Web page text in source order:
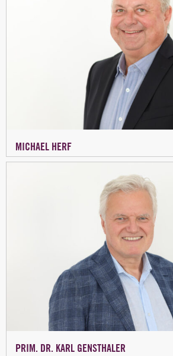
MICHAEL HERF
PRIM. DR. KARL GENSTHALER